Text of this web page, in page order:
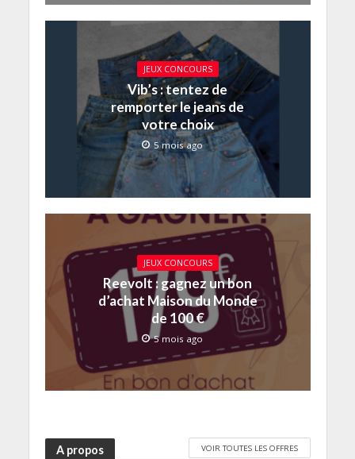
JEUX CONCOURS
Vib’s : tentez de
remporter le jeans de
votre choix
5 mois ago
JEUX CONCOURS
Reevolt : gagnez un bon
d’achat Maison du Monde
de 100 €
5 mois ago
A propos VOIR TOUTES LES OFFRES